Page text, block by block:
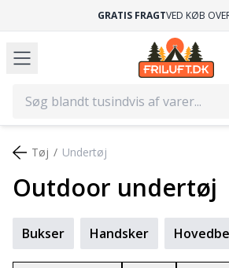
GRATIS FRAGTVED KØB
Bukser Handsker
Tøj Undertøj
Outdoor undertøj